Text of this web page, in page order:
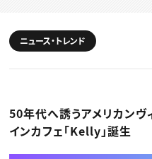
編集・ライティング
マーケティング
ディレクション
業界解説・キャリア事情
Webクリエイター
アプリクリエイター
ゲームクリエイター
映像クリエイター
セミナー
ニュース・トレンド
Web
映像
ゲーム・エンタメ
広告
出版
ニュース・トレンド
50年代へ誘うアメリカン
インカフェ「Kelly」誕生